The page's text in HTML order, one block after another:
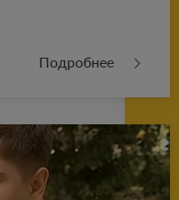
Подробнее